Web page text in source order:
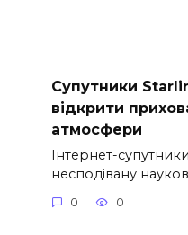
Супутники
відкрити
атмосфери
Інтернет-
несподівану
0 0